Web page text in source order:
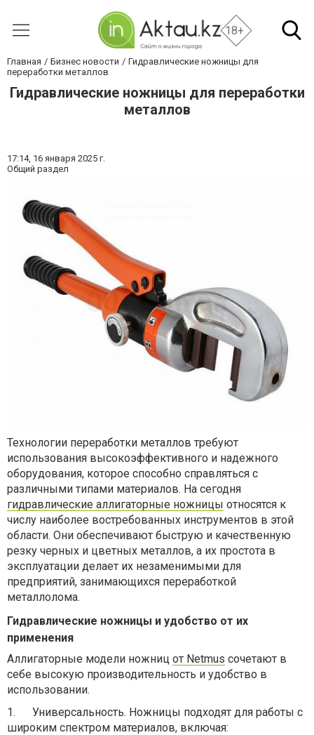
18+
Главная Бизнес новости
Гидравлические ножницы для
переработки металлов
Гидравлические ножницы для переработки
металлов
17:14, 16 января 2025 г.
Общий раздел
Технологии переработки металлов требуют
использования высокоэффективного и надежного
оборудования, которое способно справляться с
различными типами материалов. На сегодня
гидравлические аллигаторные ножницы относятся к
числу наиболее востребованных инструментов в этой
области. Они обеспечивают быструю и качественную
резку черных и цветных металлов, а их простота в
эксплуатации делает их незаменимыми для
предприятий, занимающихся переработкой
металлолома.
Гидравлические ножницы и удобство от их
применения
Аллигаторные модели ножниц от Netmus сочетают в
себе высокую производительность и удобство в
использовании.
1.
Универсальность. Ножницы подходят для работы с
широким спектром материалов, включая: